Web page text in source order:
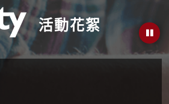
活動花絮